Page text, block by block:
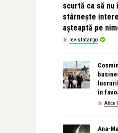
scurtă ca să
stârnește
așteaptă pe
de revistatango
în
de Alice
Ana-